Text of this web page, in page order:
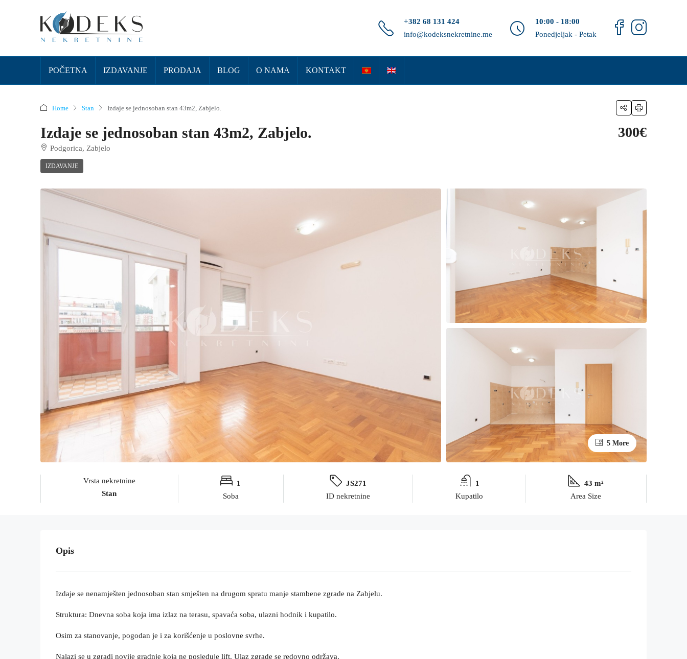
+382 68 131 424
info@kodeksnekretnine.me
10:00 - 18:00
Ponedjeljak - Petak
POČETNA IZDAVANJE PRODAJA BLOG O NAMA KONTAKT
Home Stan Izdaje se jednosoban stan 43m2, Zabjelo.
Izdaje se jednosoban stan 43m2, Zabjelo.
Podgorica, Zabjelo
IZDAVANJE
300€
5 More
Vrsta nekretnine
Stan
1
Soba
JS271
ID nekretnine
1
Kupatilo
43 m²
Area Size
Opis
Izdaje se nenamješten jednosoban stan smješten na drugom spratu manje stambene zgrade na Zabjelu.
Struktura: Dnevna soba koja ima izlaz na terasu, spavaća soba, ulazni hodnik i kupatilo.
Osim za stanovanje, pogodan je i za korišćenje u poslovne svrhe.
Nalazi se u zgradi novije gradnje koja ne posjeduje lift. Ulaz zgrade se redovno održava.